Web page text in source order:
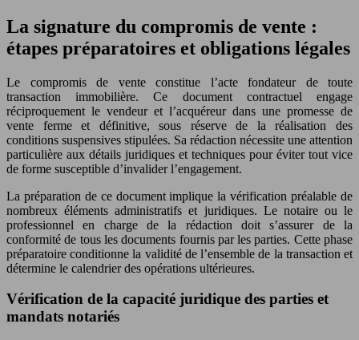
La signature du compromis de vente :
étapes préparatoires et obligations légales
Le compromis de vente constitue l’acte fondateur de toute
transaction immobilière. Ce document contractuel engage
réciproquement le vendeur et l’acquéreur dans une promesse de
vente ferme et définitive, sous réserve de la réalisation des
conditions suspensives stipulées. Sa rédaction nécessite une attention
particulière aux détails juridiques et techniques pour éviter tout vice
de forme susceptible d’invalider l’engagement.
La préparation de ce document implique la vérification préalable de
nombreux éléments administratifs et juridiques. Le notaire ou le
professionnel en charge de la rédaction doit s’assurer de la
conformité de tous les documents fournis par les parties. Cette phase
préparatoire conditionne la validité de l’ensemble de la transaction et
détermine le calendrier des opérations ultérieures.
Vérification de la capacité juridique des parties et
mandats notariés